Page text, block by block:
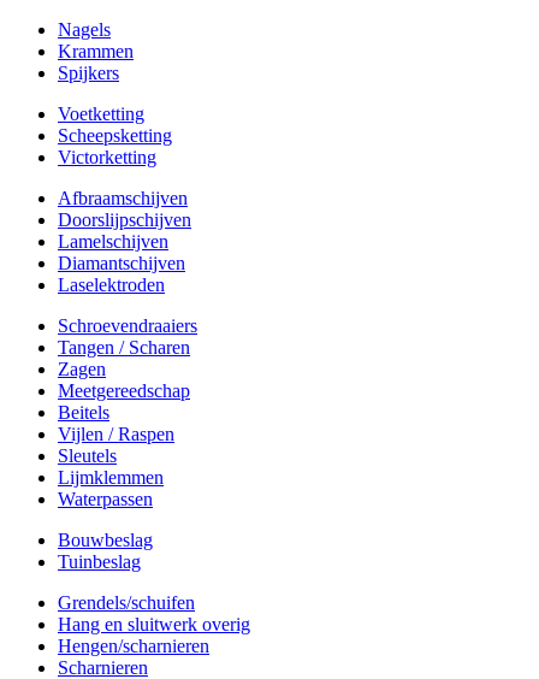
Nagels
Krammen
Spijkers
Voetketting
Scheepsketting
Victorketting
Afbraamschijven
Doorslijpschijven
Lamelschijven
Diamantschijven
Laselektroden
Schroevendraaiers
Tangen / Scharen
Zagen
Meetgereedschap
Beitels
Vijlen / Raspen
Sleutels
Lijmklemmen
Waterpassen
Bouwbeslag
Tuinbeslag
Grendels/schuifen
Hang en sluitwerk overig
Hengen/scharnieren
Scharnieren